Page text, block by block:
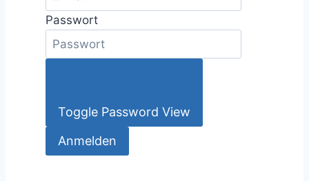
Passwort
Toggle Password View